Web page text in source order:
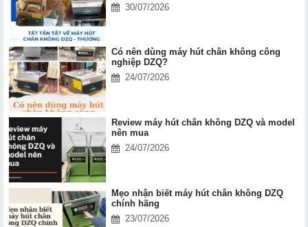
30/07/2026
Có nên dùng máy hút chân không công
nghiệp DZQ?
24/07/2026
Review máy hút chân không DZQ và model
nên mua
24/07/2026
Mẹo nhận biết máy hút chân không DZQ
chính hãng
23/07/2026